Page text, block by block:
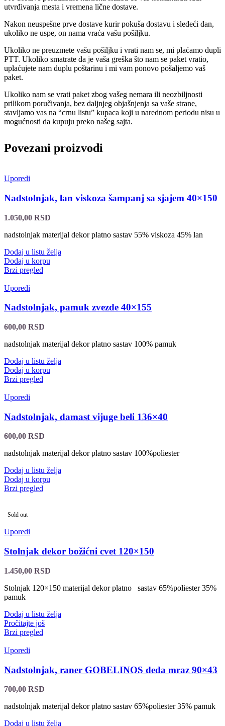
utvrđivanja mesta i vremena lične dostave.
Nakon neuspešne prve dostave kurir pokuša dostavu i sledeći dan,
ukoliko ne uspe, on nama vraća vašu pošiljku.
Ukoliko ne preuzmete vašu pošiljku i vrati nam se, mi plaćamo dupli
PTT. Ukoliko smatrate da je vaša greška što nam se paket vratio,
uplaćujete nam duplu poštarinu i mi vam ponovo pošaljemo vaš
paket.
Ukoliko nam se vrati paket zbog vašeg nemara ili neozbiljnosti
prilikom poručivanja, bez daljnjeg objašnjenja sa vaše strane,
stavljamo vas na “crnu listu” kupaca koji u narednom periodu nisu u
mogućnosti da kupuju preko našeg sajta.
Povezani proizvodi
Uporedi
Nadstolnjak, lan viskoza šampanj sa sjajem 40×150
1.050,00 RSD
nadstolnjak materijal dekor platno sastav 55% viskoza 45% lan
Dodaj u listu želja
Dodaj u korpu
Brzi pregled
Uporedi
Nadstolnjak, pamuk zvezde 40×155
600,00 RSD
nadstolnjak materijal dekor platno sastav 100% pamuk
Dodaj u listu želja
Dodaj u korpu
Brzi pregled
Uporedi
Nadstolnjak, damast vijuge beli 136×40
600,00 RSD
nadstolnjak materijal dekor platno sastav 100%poliester
Dodaj u listu želja
Dodaj u korpu
Brzi pregled
Sold out
Uporedi
Stolnjak dekor božićni cvet 120×150
1.450,00 RSD
Stolnjak 120×150 materijal dekor platno sastav 65%poliester 35%
pamuk
Dodaj u listu želja
Pročitajte još
Brzi pregled
Uporedi
Nadstolnjak, raner GOBELINOS deda mraz 90×43
700,00 RSD
nadstolnjak materijal dekor platno sastav 65%poliester 35% pamuk
Dodaj u listu želja